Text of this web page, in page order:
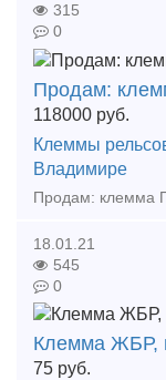
315
0
Продам:
118000 руб.
Клеммы
Владимире
18.01.21
545
0
Клемма ЖБР,
75 руб.